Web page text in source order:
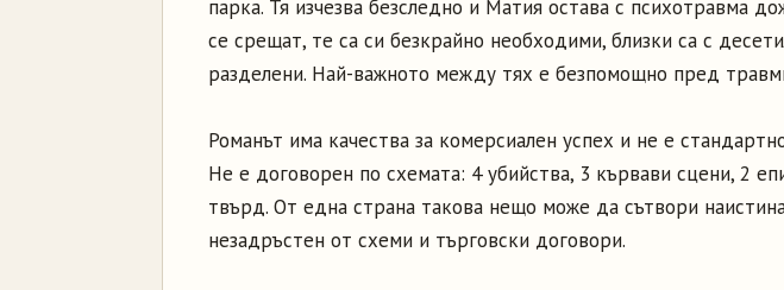
парка. Тя изчезва безследно и Матия остава с психотравма
се срещат, те са си безкрайно необходими, близки са с
разделени. Най-важното между тях е безпомощно пред
Романът има качества за комерсиален успех и не е
Не е договорен по схемата: 4 убийства, 3 кървави сцени, 2
твърд. От една страна такова нещо може да сътвори
незадръстен от схеми и търговски договори.